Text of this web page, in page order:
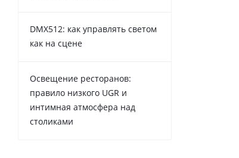
DMX512: как управлять светом
как на сцене
Освещение ресторанов:
правило низкого UGR и
интимная атмосфера над
столиками